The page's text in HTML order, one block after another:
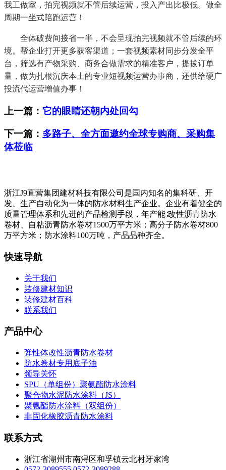
我工做室，拍完视频就不管后续运营，投入产出比极低。做全
周期一坐式陪跑运营！
全体破费间接省一半，不会呈现拍完视频就不管后续的环
境。帮企业打开更多获客渠道；一套视频素材同步分发全平
台，筛选有产物采购、商务合做需求的精准客户，提拔订单
量，做为扎根沉庆本土的专业短视频运营办事商，还供给硬广
投流代运营增值办事！
上一篇： 它的眼睛还朝内处回勾
下一篇： 多路子、全方面邀约全球专购商、采购集
体莅临
浙江J9直营集团建材科技有限公司是国内知名的集科研、开
发、生产自动化为一体的防水材料生产企业。企业有着健全的
质量管理体系和先进的产品检测手段，年产能∶改性沥青防水
卷材、自粘沥青防水卷材1500万平方米；高分子防水卷材800
万平方米；防水涂料100万吨，产品品种齐全。
快速导航
关于我们
装修建材知识
装修建材百科
联系我们
产品中心
弹性体改性沥青防水卷材
防水卷材专用底子油
领导关怀
SPU（单组份）聚氨酯防水涂料
聚合物水泥防水涂料（JS）
聚氨酯防水涂料（双组份）
非固化橡胶沥青防水涂料
联系方式
浙江省湖州市南浔区和孚镇云北村牙家湾